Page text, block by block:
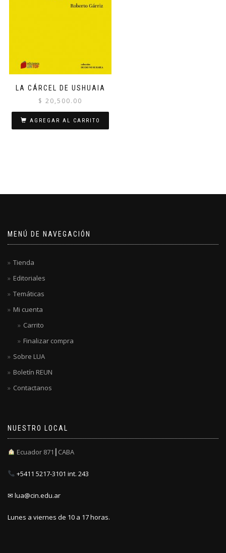
LA CÁRCEL DE USHUAIA
$ 20,500.00
AGREGAR AL CARRITO
MENÚ DE NAVEGACIÓN
Tienda
Editoriales
Temáticas
Mi cuenta
Carrito
Finalizar compra
Sobre LUA
Boletín REUN
Contactanos
NUESTRO LOCAL
Ecuador 871┃CABA
+5411 5217-3101 int. 243
✉ lua@cin.edu.ar
Lunes a viernes de 10 a 17 horas.